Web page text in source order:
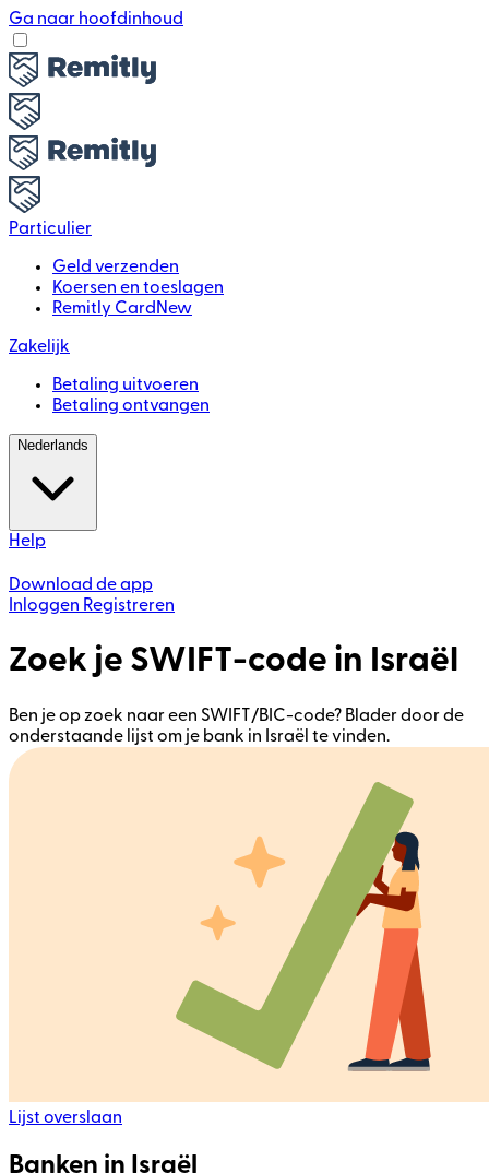
Ga naar hoofdinhoud
Particulier
Geld verzenden
Koersen en toeslagen
Remitly Card New
Zakelijk
Betaling uitvoeren
Betaling ontvangen
Nederlands
Help
Download de app
Inloggen Registreren
Zoek je SWIFT-code in Israël
Ben je op zoek naar een SWIFT/BIC-code? Blader door de
onderstaande lijst om je bank in Israël te vinden.
Lijst overslaan
Banken in Israël